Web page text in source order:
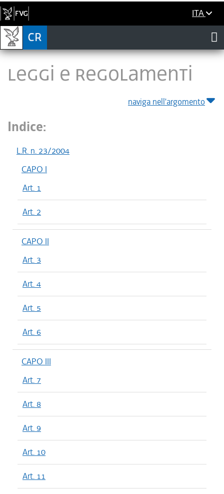
ITA
LEGGI E REGOLAMENTI
naviga nell'argomento
Indice:
L.R. n. 23/2004
CAPO I
Art. 1
Art. 2
CAPO II
Art. 3
Art. 4
Art. 5
Art. 6
CAPO III
Art. 7
Art. 8
Art. 9
Art. 10
Art. 11